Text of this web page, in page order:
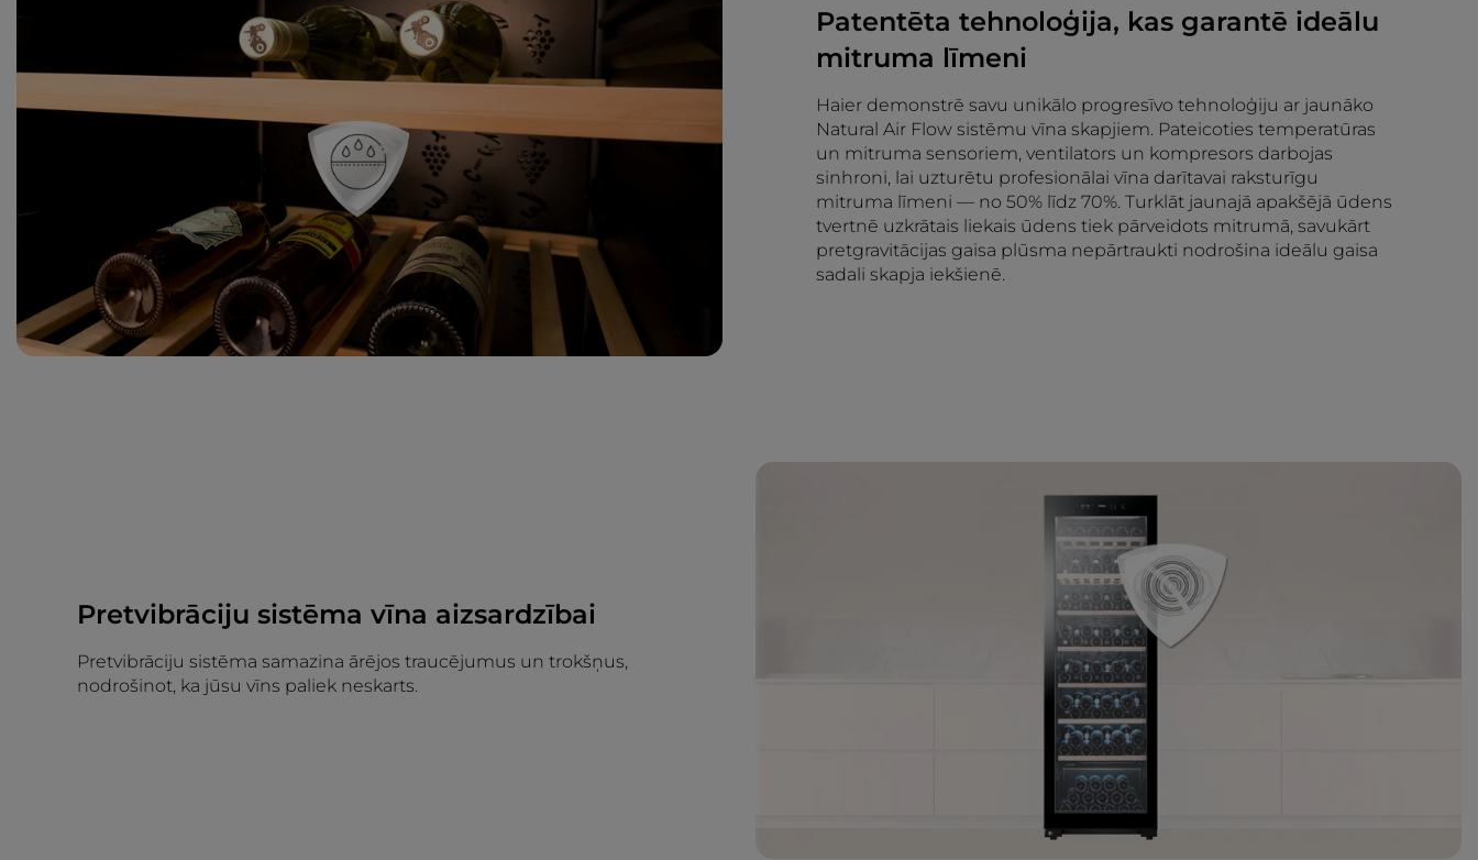
Patentēta tehnoloģija, kas garantē ideālu
mitruma līmeni
Haier demonstrē savu unikālo progresīvo tehnoloģiju ar jaunāko
Natural Air Flow sistēmu vīna skapjiem. Pateicoties temperatūras
un mitruma sensoriem, ventilators un kompresors darbojas
sinhroni, lai uzturētu profesionālai vīna darītavai raksturīgu
mitruma līmeni — no 50% līdz 70%. Turklāt jaunajā apakšējā ūdens
tvertnē uzkrātais liekais ūdens tiek pārveidots mitrumā, savukārt
pretgravitācijas gaisa plūsma nepārtraukti nodrošina ideālu gaisa
sadali skapja iekšienē.
Pretvibrāciju sistēma vīna aizsardzībai
Pretvibrāciju sistēma samazina ārējos traucējumus un trokšņus,
nodrošinot, ka jūsu vīns paliek neskarts.